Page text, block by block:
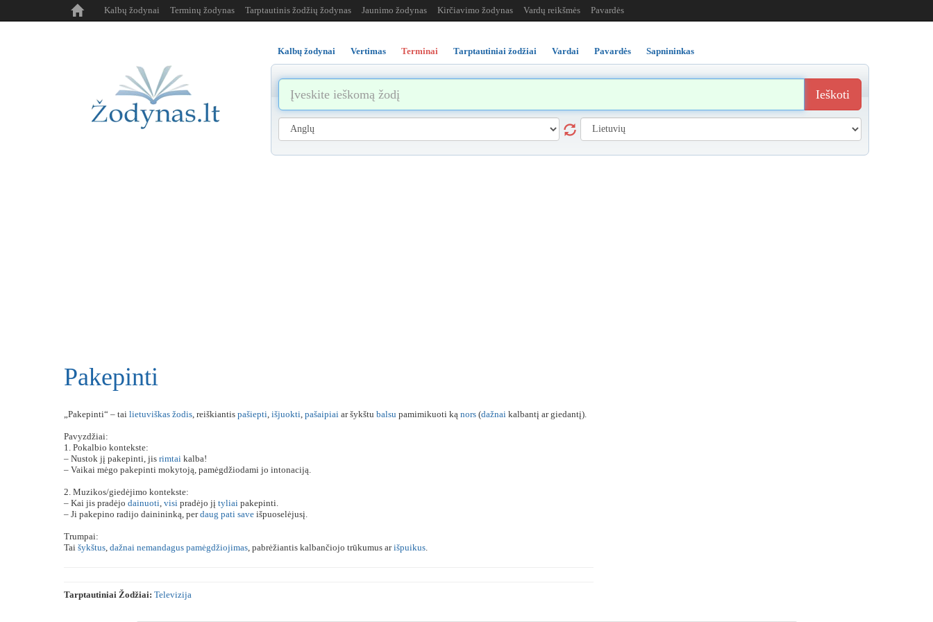
Kalbų žodynai Terminų žodynas Tarptautinis žodžių žodynas Jaunimo žodynas Kirčiavimo žodynas Vardų reikšmės Pavardės
Kalbų žodynai Vertimas Terminai Tarptautiniai žodžiai Vardai Pavardės Sapnininkas
Ieškoti
Pakepinti
„Pakepinti“ – tai lietuviškas žodis, reiškiantis pašiepti, išjuokti, pašaipiai ar šykštu balsu pamimikuoti ką nors (dažnai kalbantį ar giedantį).
Pavyzdžiai:
1. Pokalbio kontekste:
– Nustok jį pakepinti, jis rimtai kalba!
– Vaikai mėgo pakepinti mokytoją, pamėgdžiodami jo intonaciją.
2. Muzikos/giedėjimo kontekste:
– Kai jis pradėjo dainuoti, visi pradėjo jį tyliai pakepinti.
– Ji pakepino radijo dainininką, perdaug pati save išpuoselėjusį.
Trumpai:
Tai šykštus, dažnai nemandagus pamėgdžiojimas, pabrėžiantis kalbančiojo trūkumus arišpuikus.
Tarptautiniai Žodžiai: Televizija